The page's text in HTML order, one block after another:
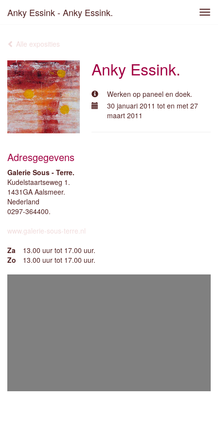
Anky Essink - Anky Essink.
Alle exposities
Anky Essink.
Werken op paneel en doek.
30 januari 2011 tot en met 27
maart 2011
Adresgegevens
Galerie Sous - Terre.
Kudelstaartseweg 1.
1431GA Aalsmeer.
Nederland
0297-364400.
www.galerie-sous-terre.nl
Za
13.00 uur tot 17.00 uur.
Zo
13.00 uur tot 17.00 uur.